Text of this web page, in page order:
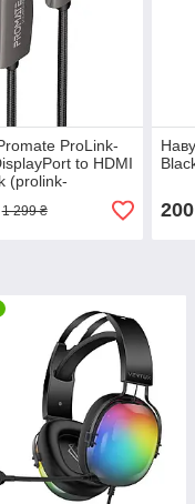
ProLink-
to HDMI
(prolink-
1 299 ₴ 200